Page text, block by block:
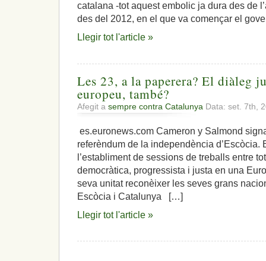
d’un
canvi
i
catalana -tot aquest embolic ja dura des de
des del 2012, en el que va començar el
Llegir tot l'article »
Les 23, a la paperera? El diàleg
europeu, també?
Afegit a sempre contra Catalunya Data: set. 7th,
es.euronews.com Cameron y Salmond
referèndum de la independència d’Escòcia.
l’establiment de sessions de treballs entre
democràtica, progressista i justa en una
seva unitat reconèixer les seves grans
Escòcia i Catalunya […]
Llegir tot l'article »